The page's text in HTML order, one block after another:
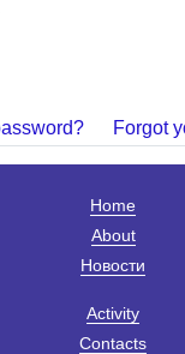
Forgot
Home
About
Новости
Activity
Contacts